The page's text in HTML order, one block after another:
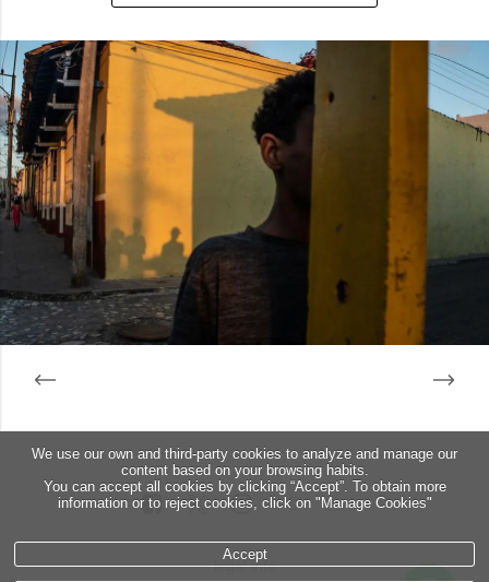
legal info
We use our own and third-party cookies to analyze and manage our
content based on your browsing habits.
You can accept all cookies by clicking “Accept”. To obtain more
information or to reject cookies, click on "Manage Cookies"
Accept